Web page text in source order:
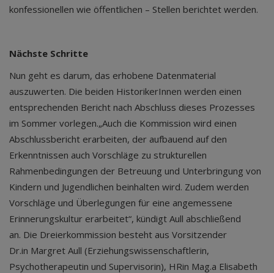
konfessionellen wie öffentlichen – Stellen berichtet werden.
Nächste Schritte
Nun geht es darum, das erhobene Datenmaterial
auszuwerten. Die beiden HistorikerInnen werden einen
entsprechenden Bericht nach Abschluss dieses Prozesses
im Sommer vorlegen.„Auch die Kommission wird einen
Abschlussbericht erarbeiten, der aufbauend auf den
Erkenntnissen auch Vorschläge zu strukturellen
Rahmenbedingungen der Betreuung und Unterbringung von
Kindern und Jugendlichen beinhalten wird. Zudem werden
Vorschläge und Überlegungen für eine angemessene
Erinnerungskultur erarbeitet“, kündigt Aull abschließend
an. Die Dreierkommission besteht aus Vorsitzender
Dr.in Margret Aull (Erziehungswissenschaftlerin,
Psychotherapeutin und Supervisorin), HRin Mag.a Elisabeth